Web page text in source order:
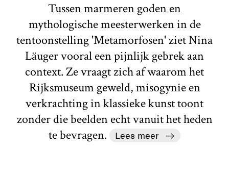
Tussen marmeren goden en
mythologische meesterwerken in de
tentoonstelling 'Metamorfosen' ziet Nina
Läuger vooral een pijnlijk gebrek aan
context. Ze vraagt zich af waarom het
Rijksmuseum geweld, misogynie en
verkrachting in klassieke kunst toont
zonder die beelden echt vanuit het heden
te bevragen.
Lees meer